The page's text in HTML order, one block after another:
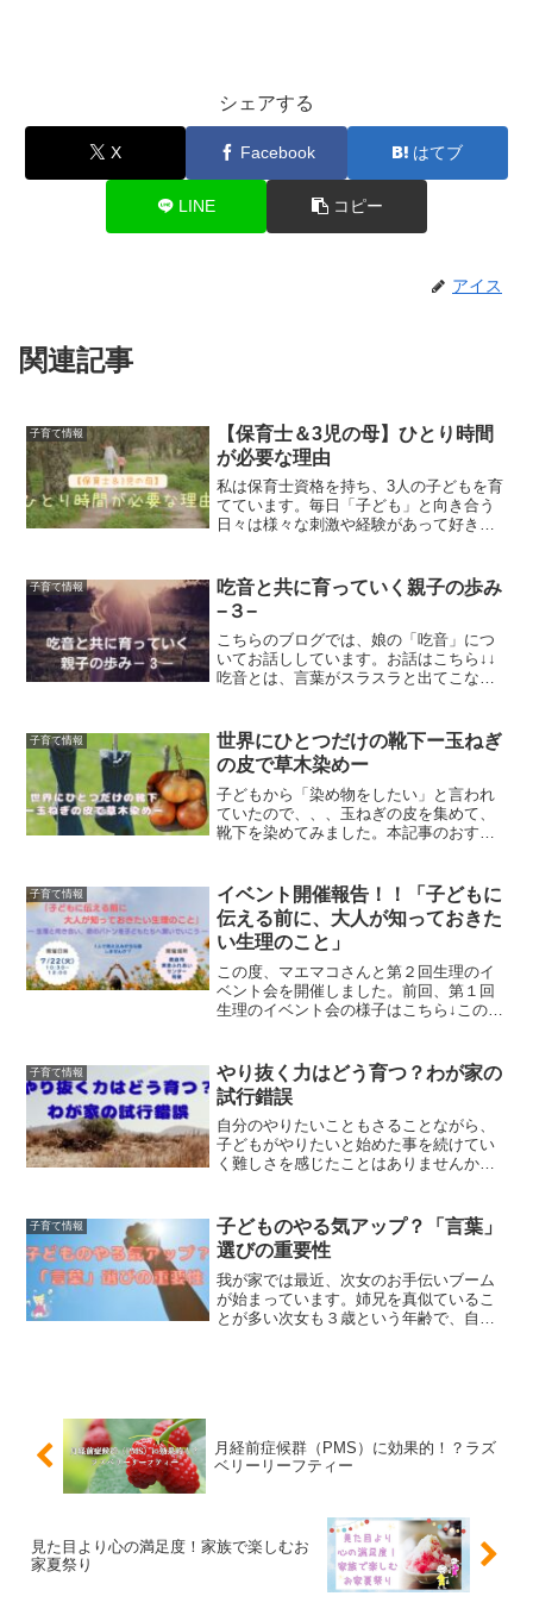
シェアする
X Facebook はてブ
LINE コピー
アイス
関連記事
子育て情報
【保育士＆3児の母】ひとり時間
が必要な理由
私は保育士資格を持ち、3人の子どもを育
てています。毎日「子ども」と向き合う
日々は様々な刺激や経験があって好きな
が足りないからでも、母親失格だからで
もありません。ひとり時...
子育て情報
吃音と共に育っていく親子の歩み
−３−
こちらのブログでは、娘の「吃音」につ
いてお話ししています。お話はこちら↓↓
吃音とは、言葉がスラスラと出てこない
や、親としてどういうマインド（心構
え）を持ち、接しているかな...
子育て情報
世界にひとつだけの靴下ー玉ねぎ
の皮で草木染めー
子どもから「染め物をしたい」と言われ
ていたので、、、玉ねぎの皮を集めて、
靴下を染めてみました。本記事のおすす
もと染め物をしてみたい方なぜ玉ねぎの
皮で染めるのか私が草木染...
子育て情報
イベント開催報告！！「子どもに
伝える前に、大人が知っておきた
い生理のこと」
この度、マエマコさんと第２回生理のイ
ベント会を開催しました。前回、第１回
生理のイベント会の様子はこちら↓このイ
方！・生理との向き合い方に悩んでいる
方・子どもに生理をどう伝え...
子育て情報
やり抜く力はどう育つ？わが家の
試行錯誤
自分のやりたいこともさることながら、
子どもがやりたいと始めた事を続けてい
く難しさを感じたことはありませんか。
です。難しいと感じた時、諦めることも
時として大切になってきま...
子育て情報
子どものやる気アップ？「言葉」
選びの重要性
我が家では最近、次女のお手伝いブーム
が始まっています。姉兄を真似ているこ
とが多い次女も３歳という年齢で、自分
月経前症候群（PMS）に効果的！？ラズ
ベリーリーフティー
見た目より心の満足度！家族で楽しむお
家夏祭り